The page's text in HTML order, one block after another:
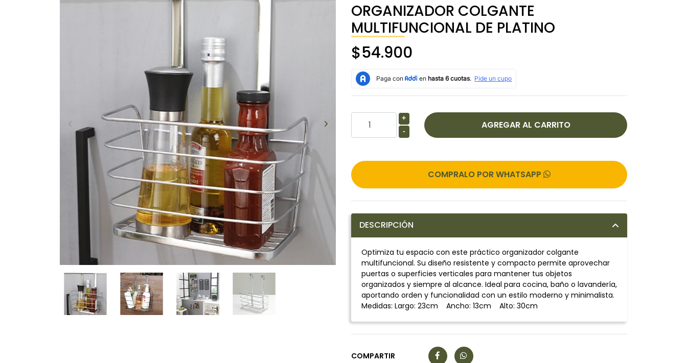
ORGANIZADOR COLGANTE
MULTIFUNCIONAL DE PLATINO
$54.900
+
-
COMPRALO POR WHATSAPP
DESCRIPCIÓN
Optimiza tu espacio con este práctico organizador colgante
multifuncional. Su diseño resistente y compacto permite aprovechar
puertas o superficies verticales para mantener tus objetos
organizados y siempre al alcance. Ideal para cocina, baño o lavandería,
aportando orden y funcionalidad con un estilo moderno y minimalista.
Medidas: Largo: 23cm Ancho: 13cm Alto: 30cm
COMPARTIR